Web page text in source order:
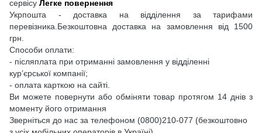
сервісу Легке повернення
Укрпошта - доставка на відділення за тарифами
перевізника.Безкоштовна доставка на замовлення від 1500
грн.
Способи оплати:
- післяплата при отриманні замовлення у відділенні
кур’єрської компанії;
- оплата карткою на сайті.
Ви можете повернути або обміняти товар протягом 14 днів з
моменту його отримання
Зверніться до нас за телефоном (0800)210-077 (безкоштовно